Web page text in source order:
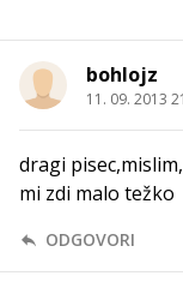
bohlojz
11. 09. 2013
dragi
mi zdi malo težko
ODGOVORI